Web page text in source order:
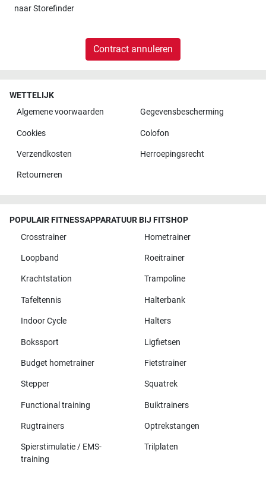
naarStorefinder
Contract annuleren
WETTELIJK
Algemene voorwaarden
Gegevensbescherming
Cookies Colofon
Verzendkosten Herroepingsrecht
Retourneren
POPULAIR FITNESSAPPARATUUR BIJ FITSHOP
Crosstrainer
Hometrainer
Loopband Roeitrainer
Krachtstation Trampoline
Tafeltennis Halterbank
Indoor Cycle Halters
Bokssport Ligfietsen
Budget hometrainer Fietstrainer
Stepper Squatrek
Functional training Buiktrainers
Rugtrainers Optrekstangen
Spierstimulatie / EMS-
training
Trilplaten